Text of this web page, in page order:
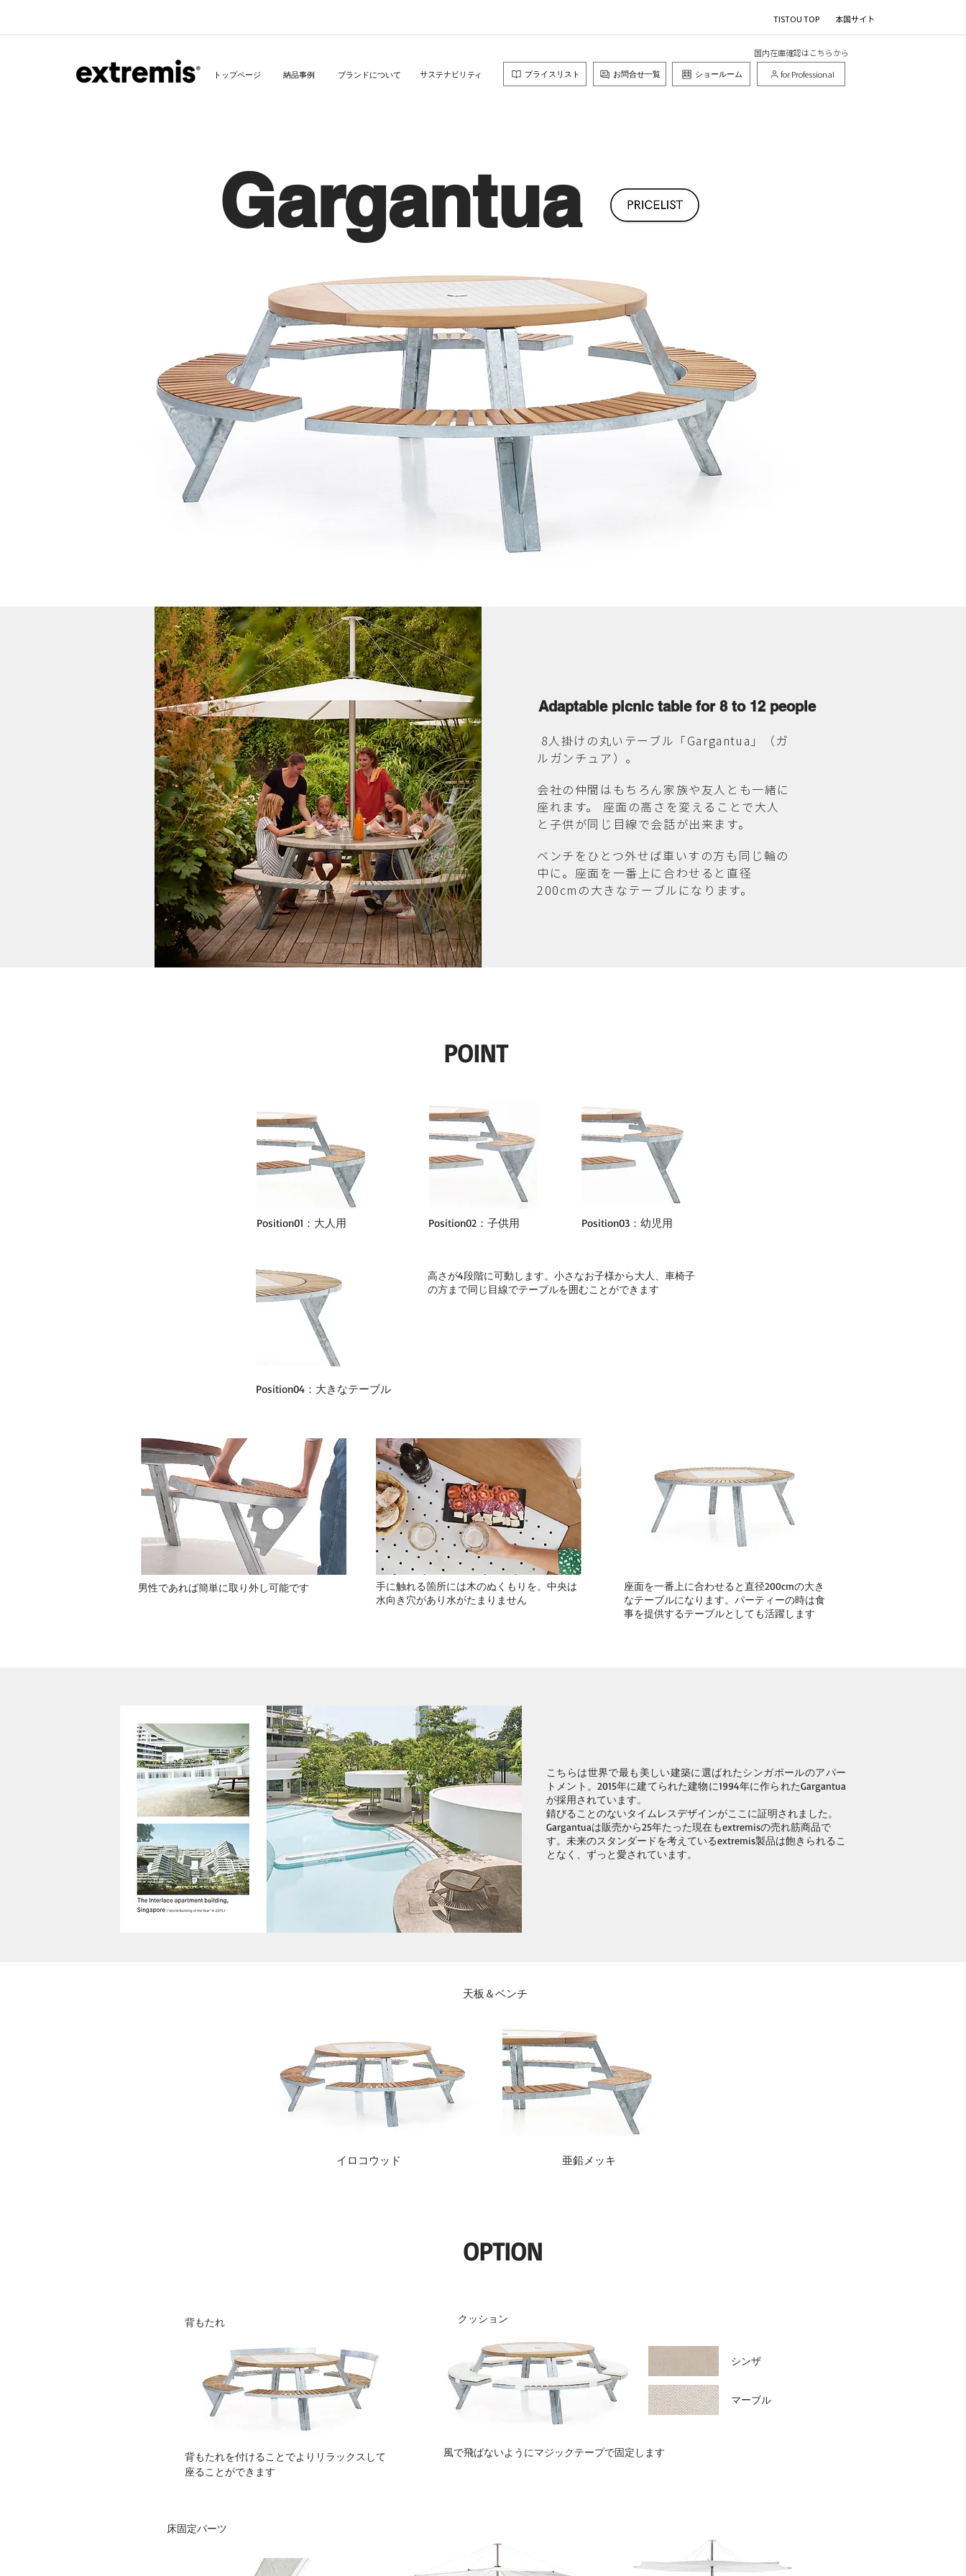
TISTOU TOP 本国サイト
トップページ 納品事例 ブランドについて ​サステナビリティ
​国内在庫確認はこちらから
プライスリスト お問合せ一覧 ショールーム for Professional
Gargantua
Adaptable picnic table for 8 to 12 people
8⼈掛けの丸いテーブル「Gargantua」（ガ
ルガンチュア）。
会社の仲間はもちろん家族や友⼈とも⼀緒に
座れます。 座⾯の⾼さを変えることで⼤⼈
と⼦供が同じ⽬線で会話が出来ます。
ベンチをひとつ外せば⾞いすの⽅も同じ輪の
中に。座⾯を⼀番上に合わせると直径
200cmの⼤きなテーブルになります。
POINT
Position01：大人用 Position02：子供用 Position03：幼児用
⾼さが4段階に可動します。⼩さなお⼦様から⼤⼈、⾞椅⼦
の⽅まで同じ⽬線でテーブルを囲むことができます
Position04：大きなテーブル
​男性であれば簡単に取り外し可能です
⼿に触れる箇所には⽊のぬくもりを。中央は
⽔向き⽳があり⽔がたまりません
座⾯を⼀番上に合わせると直径200cmの⼤き
なテーブルになります。パーティーの時は⾷
事を提供するテーブルとしても活躍します
こちらは世界で最も美しい建築に選ばれたシンガポールのアパー
トメント。2015年に建てられた建物に1994年に作られたGargantua
が採⽤されています。
錆びることのないタイムレスデザインがここに証明されました。
Gargantuaは販売から25年たった現在もextremisの売れ筋商品で
す。未来のスタンダードを考えているextremis製品は飽きられるこ
となく、ずっと愛されています。
天板＆ベンチ
イロコウッド 亜鉛メッキ
OPTION
背もたれ
背もたれを付けることでよりリラックスして
座ることができます
クッション
シンザ
マーブル
⾵で⾶ばないようにマジックテープで固定します
床固定パーツ